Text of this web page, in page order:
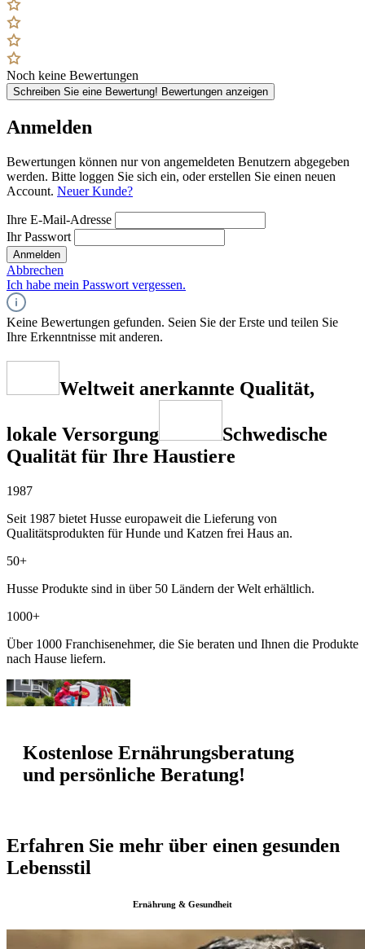
Noch keine Bewertungen
Schreiben Sie eine Bewertung! Bewertungen anzeigen
Anmelden
Bewertungen können nur von angemeldeten Benutzern abgegeben
werden. Bitte loggen Sie sich ein, oder erstellen Sie einen neuen
Account. Neuer Kunde?
Ihre E-Mail-Adresse
Ihr Passwort
Anmelden
Abbrechen
Ich habe mein Passwort vergessen.
Keine Bewertungen gefunden. Seien Sie der Erste und teilen Sie
Ihre Erkenntnisse mit anderen.
Weltweit anerkannte Qualität,
lokale Versorgung
Schwedische
Qualität für Ihre Haustiere
1987
Seit 1987 bietet Husse europaweit die Lieferung von
Qualitätsprodukten für Hunde und Katzen frei Haus an.
50+
Husse Produkte sind in über 50 Ländern der Welt erhältlich.
1000+
Über 1000 Franchisenehmer, die Sie beraten und Ihnen die Produkte
nach Hause liefern.
Kostenlose Ernährungsberatung
und persönliche Beratung!
Erfahren Sie mehr über einen gesunden
Lebensstil
Ernährung & Gesundheit